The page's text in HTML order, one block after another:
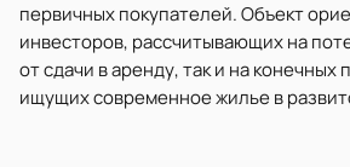
первичных покупателей. Объект
инвесторов, рассчитывающих на
от сдачи в аренду, так и на конечных
ищущих современное жилье в